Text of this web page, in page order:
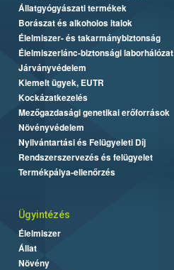
Állatgyógyászati termékek
Borászat és alkoholos italok
Élelmiszer- és takarmánybiztonság
Élelmiszerlánc-biztonsági laborhálózat
Járványvédelem
Kiemelt ügyek, EUTR
Kockázatkezelés
Mezőgazdasági genetikai erőforrások
Növényvédelem
Nyilvántartási és Felügyeleti Díj
Rendszerszervezés és felügyelet
Termékpálya-ellenőrzés
Ügyintézés
Élelmiszer
Állat
Növény